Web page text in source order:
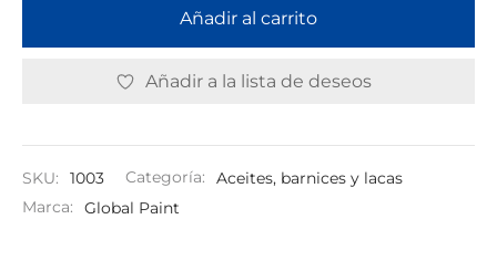
Añadir al carrito
Añadir a la lista de deseos
SKU: 1003 Categoría:
Aceites, barnices y lacas
Marca:
Global Paint